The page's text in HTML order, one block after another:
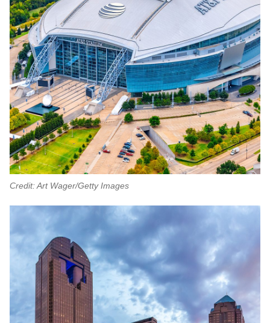
Credit: Art Wager/Getty Images